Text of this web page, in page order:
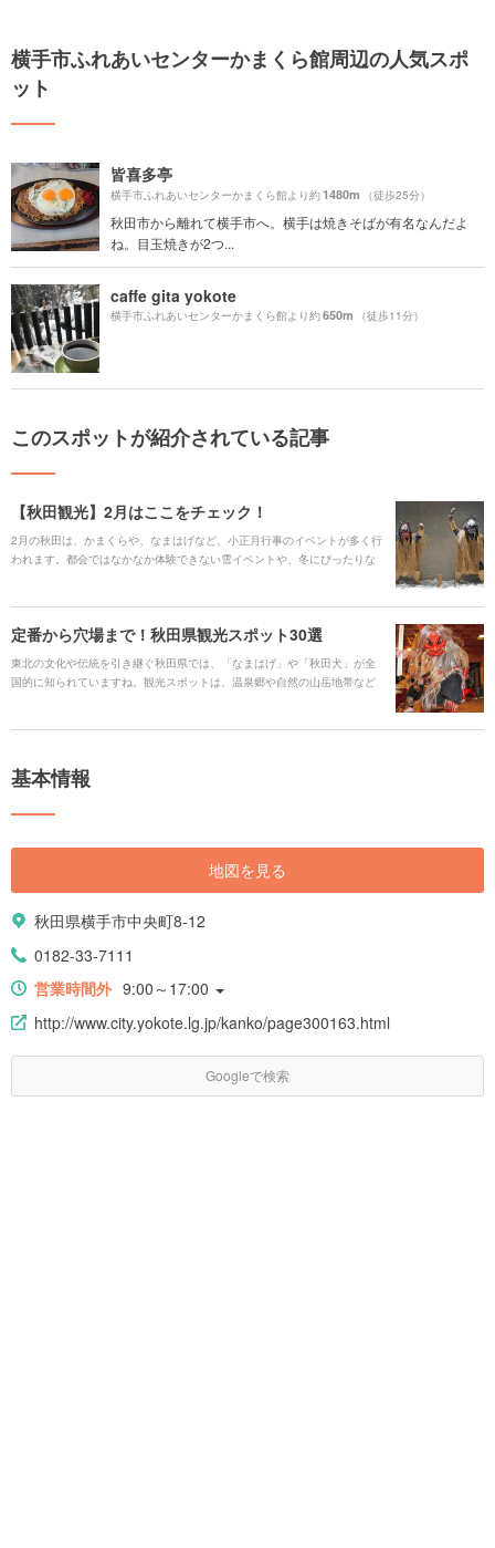
横手市ふれあいセンターかまくら館周辺の人気スポ
ット
皆喜多亭
横手市ふれあいセンターかまくら館より約1480m （徒歩25分）
秋田市から離れて横手市へ。横手は焼きそばが有名なんだよ
ね。目玉焼きが2つ...
caffe gita yokote
横手市ふれあいセンターかまくら館より約650m （徒歩11分）
このスポットが紹介されている記事
【秋田観光】2月はここをチェック！
2月の秋田は、かまくらや、なまはげなど、小正月行事のイベントが多く行
われます。都会ではなかなか体験できない雪イベントや、冬にぴったりな
定番から穴場まで！秋田県観光スポット30選
東北の文化や伝統を引き継ぐ秋田県では、「なまはげ」や「秋田犬」が全
国的に知られていますね。観光スポットは、温泉郷や自然の山岳地帯など
スポットと、それに加えたテーマ別の観光スポットを紹介していきます。
基本情報
地図を見る
秋田県横手市中央町8-12
0182-33-7111
営業時間外 9:00～17:00
http://www.city.yokote.lg.jp/kanko/page300163.html
Googleで検索